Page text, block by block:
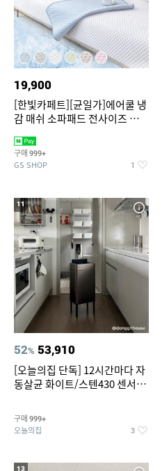
19,900
[한빛카페트][균일가]에어쿨 냉
감 매쉬 소파패드 전사이즈 균일
구매 999+
GS SHOP 1
11
52% 53,910
[오늘의집 단독] 12시간마다 자
동살균 화이트/스텐430 센서휴
구매 999+
오늘의집 3
13